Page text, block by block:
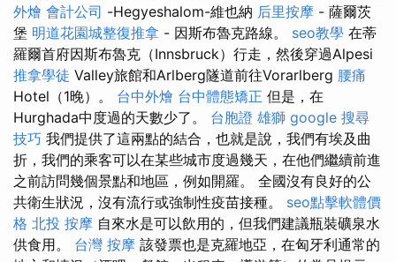
外燴 會計公司 -Hegyeshalom-維也納 后里按摩 - 薩爾茨
堡 明道花園城整復推拿 - 因斯布魯克路線。 seo教學 在蒂
羅爾首府因斯布魯克（Innsbruck）行走，然後穿過Alpesi
推拿學徒 Valley旅館和Arlberg隧道前往Vorarlberg 腰痛
Hotel（1晚）。 台中外燴 台中體態矯正 但是，在
Hurghada中度過的天數少了。 台胞證 雄獅 google 搜尋
技巧 我們提供了這兩點的結合，也就是說，我們有埃及曲
折，我們的乘客可以在某些城市度過幾天，在他們繼續前進
之前訪問幾個景點和地區，例如開羅。 全國沒有良好的公
共衛生狀況，沒有流行或強制性疫苗接種。 seo點擊軟體價
格 北投 按摩 自來水是可以飲用的，但我們建議瓶裝礦泉水
供食用。 台灣 按摩 該發票也是克羅地亞，在匈牙利通常的